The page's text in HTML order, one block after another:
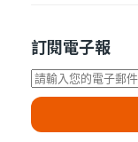
訂閱電子報